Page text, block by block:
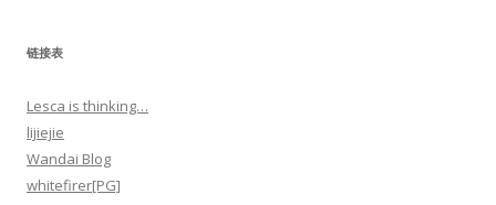
链接表
Lesca is thinking…
lijiejie
Wandai Blog
whitefirer[PG]